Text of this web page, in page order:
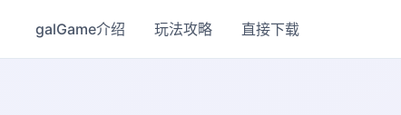
galGame介绍 玩法攻略 直接下载